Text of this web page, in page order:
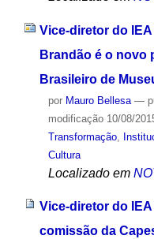
Vice-diretor do
Brandão é o novo
Brasileiro de
por Mauro Bellesa —
modificação10/08/
Transformação,
Cultura
Localizado em
Vice-diretor do
comissão da